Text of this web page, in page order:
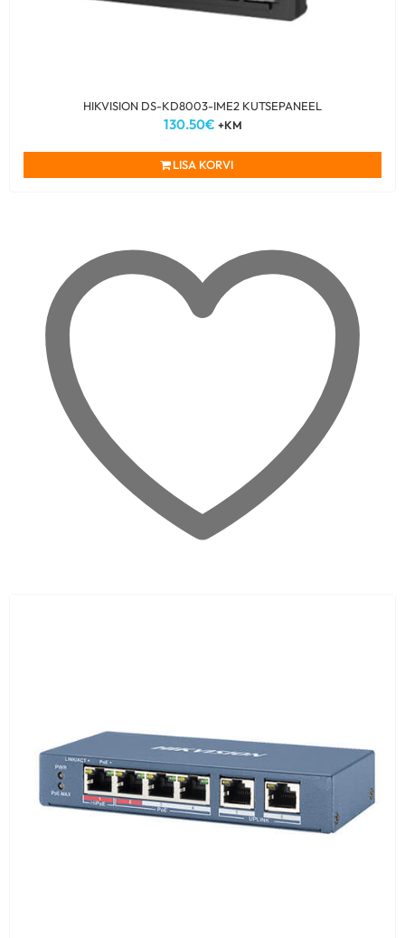
HIKVISION DS-KD8003-IME2 KUTSEPANEEL
130.50€ +KM
LISA KORVI